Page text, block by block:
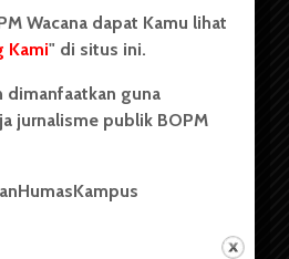
Wacana merupakan salah satu
di Universitas Sumatera
Wacana dapat Kamu lihat
Kami" di situs ini.
dimanfaatkan guna
jurnalisme publik BOPM